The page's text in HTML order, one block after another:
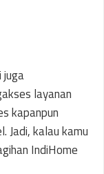
juga
layanan
kapanpun
Jadi, kalau kamu
IndiHome